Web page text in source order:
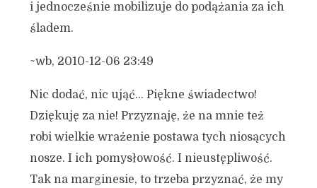
i jednocześnie mobilizuje do podążania za ich
śladem.
~wb, 2010-12-06 23:49
Nic dodać, nic ująć… Piękne świadectwo!
Dziękuję za nie! Przyznaję, że na mnie też
robi wielkie wrażenie postawa tych niosących
nosze. I ich pomysłowość. I nieustępliwość.
Tak na marginesie, to trzeba przyznać, że my